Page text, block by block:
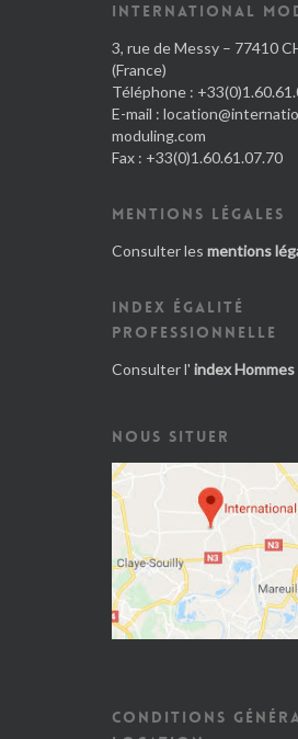
INTERNATIONAL
3, rue de Messy – 77410
(France)
Téléphone :
E-mail :
moduling.com
Fax : +33(0)1.60.61.07.70
MENTIONS LÉGALES
Consulter les mentions
INDEX ÉGALITÉ
PROFESSIONNELLE
Consulter l' index Hommes
NOUS SITUER
CONDITIONS